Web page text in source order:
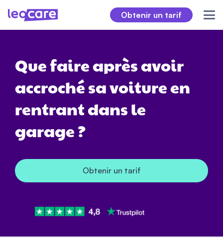
Obtenir un tarif
Que faire après avoir
accroché sa voiture en
rentrant dans le
garage ?
Obtenir un tarif